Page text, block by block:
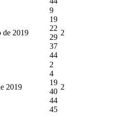
de 2019
9
19
22
29
37
44
2
2019
2
4
19
40
44
45
2